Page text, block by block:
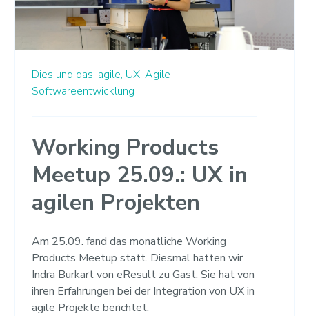
Dies und das, agile, UX, Agile
Softwareentwicklung
Working Products
Meetup 25.09.: UX in
agilen Projekten
Am 25.09. fand das monatliche Working
Products Meetup statt. Diesmal hatten wir
Indra Burkart von eResult zu Gast. Sie hat von
ihren Erfahrungen bei der Integration von UX in
agile Projekte berichtet.